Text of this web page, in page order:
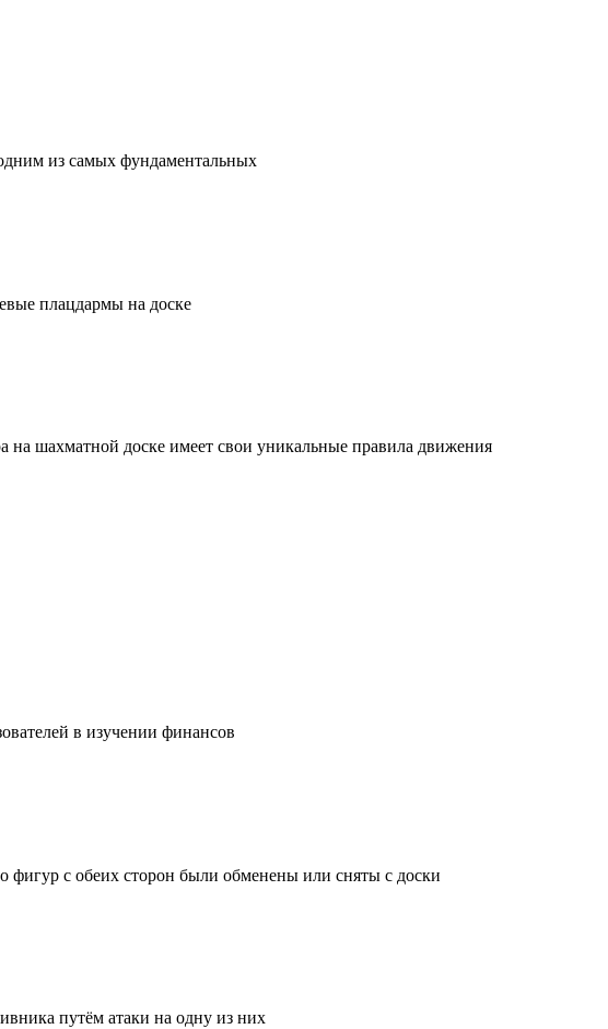
из самых фундаментальных
плацдармы на доске
на шахматной доске имеет свои уникальные правила движения
в изучении финансов
фигур с обеих сторон были обменены или сняты с доски
путём атаки на одну из них